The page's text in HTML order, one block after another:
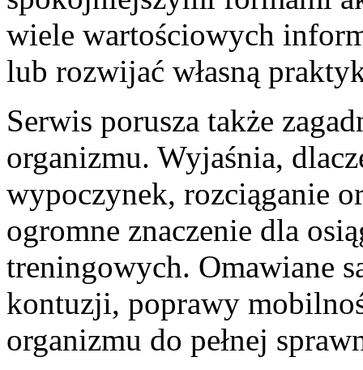
wiele wartościowych
lub rozwijać własną
Serwis porusza także
organizmu. Wyjaśnia,
wypoczynek, rozciąganie
ogromne znaczenie dla
treningowych. Omawiane
kontuzji, poprawy
organizmu do pełnej